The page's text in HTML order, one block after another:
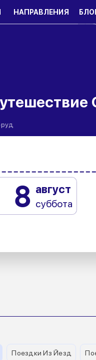
НАПРАВЛЕНИЯ
8 август
суббота
Поездки Из Йезд